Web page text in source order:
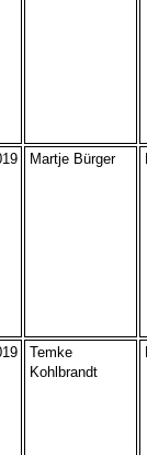
Martje Bürger
Temke
Kohlbrandt